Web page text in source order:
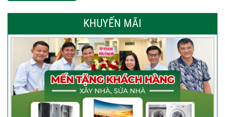
KHUYẾN MÃI